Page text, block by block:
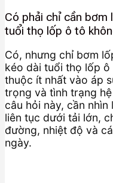
Có phải chỉ cần bơm
tuổi thọ lốp ô tô
Có, nhưng chỉ bơm
kéo dài tuổi thọ lốp
thuộc ít nhất vào áp
trọng và tình trạng
câu hỏi này, cần
liên tục dưới tải lớn,
đường, nhiệt độ và
ngày.